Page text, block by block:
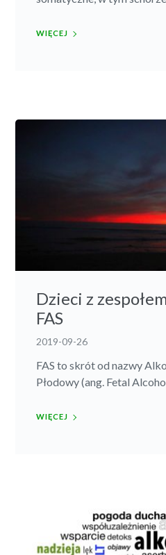
WIĘCEJ
Dzieci z
FAS
2019-09-26
FAS to skrót od nazwy
Płodowy (ang. Fetal
WIĘCEJ